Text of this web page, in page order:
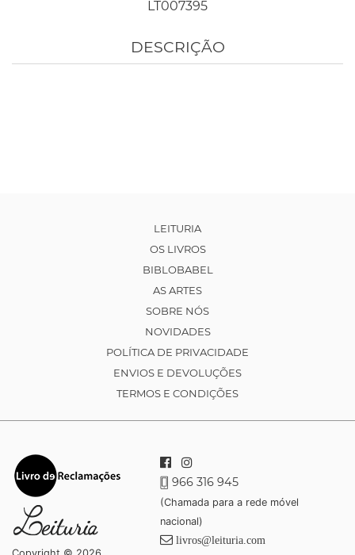
LT007395
DESCRIÇÃO
LEITURIA
OS LIVROS
BIBLOBABEL
AS ARTES
SOBRE NÓS
NOVIDADES
POLÍTICA DE PRIVACIDADE
ENVIOS E DEVOLUÇÕES
TERMOS E CONDIÇÕES
966 316 945
(Chamada para a rede móvel
nacional)
livros@leituria.com